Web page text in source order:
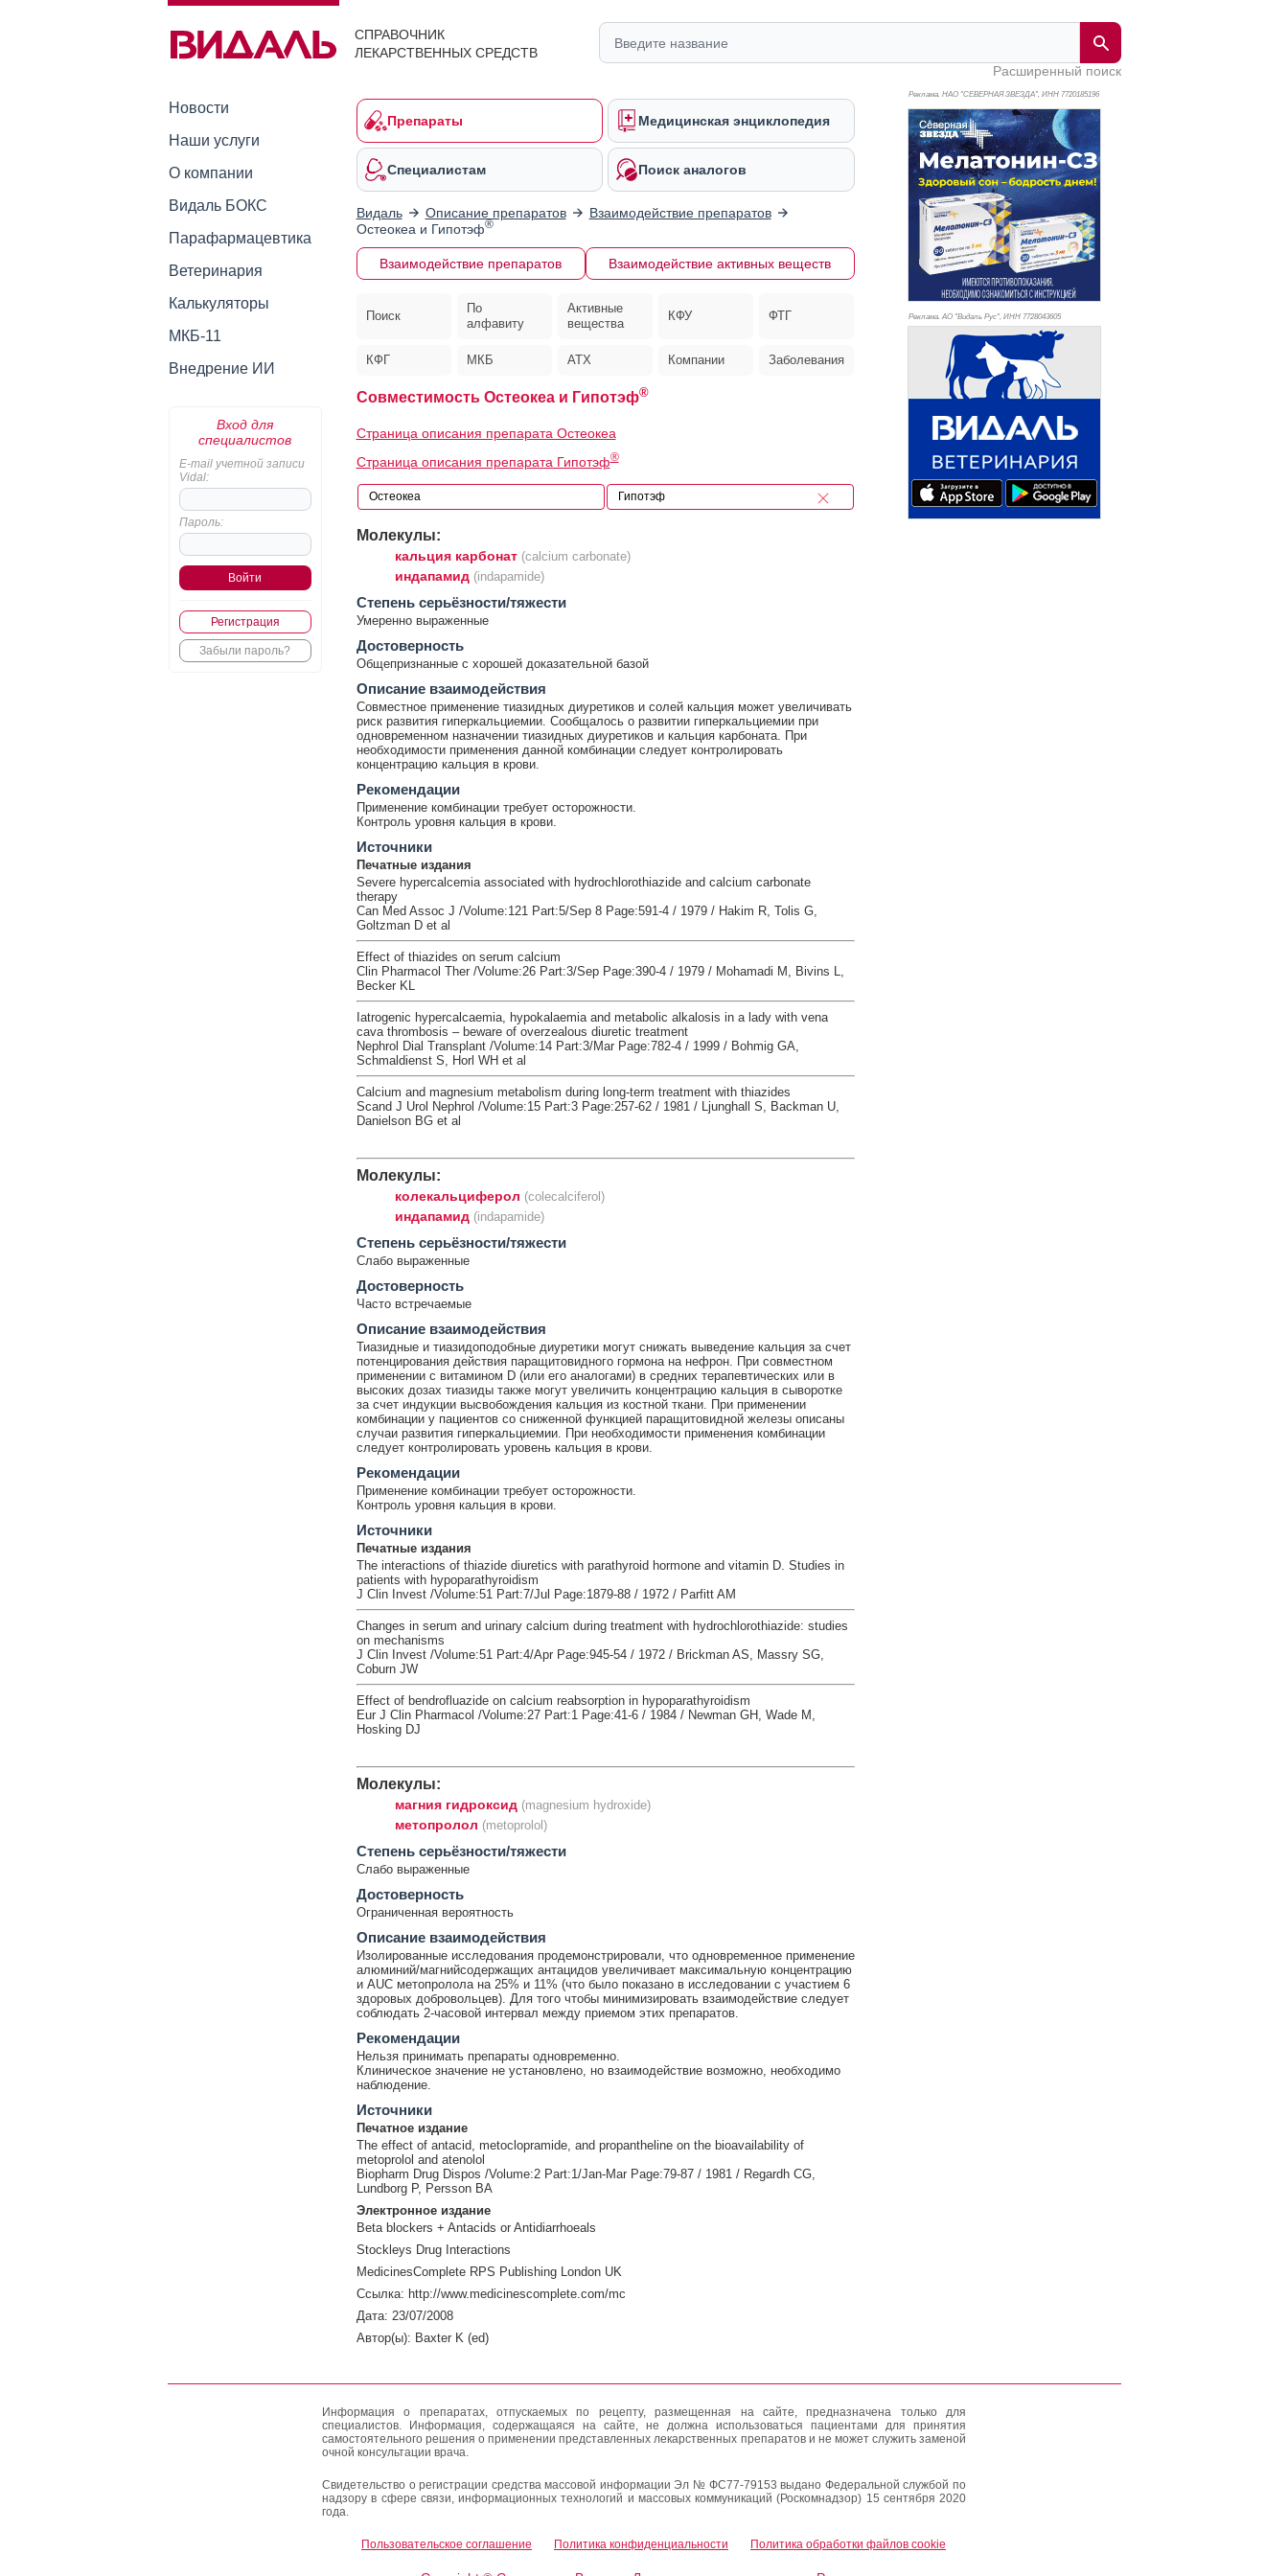
СПРАВОЧНИК
ЛЕКАРСТВЕННЫХ СРЕДСТВ
Расширенный поиск
Новости
Наши услуги
О компании
Видаль БОКС
Парафармацевтика
Ветеринария
Калькуляторы
МКБ-11
Внедрение ИИ
Вход для
специалистов
E-mail учетной записи
Vidal:
Пароль:
Регистрация
Забыли пароль?
Препараты Медицинская энциклопедия
Специалистам Поиск аналогов
Видаль Описание препаратов
Взаимодействие препаратов
Остеокеа и Гипотэф®
Взаимодействие препаратов Взаимодействие активных веществ
Поиск
По
алфавиту
Активные
вещества
КФУ ФТГ
КФГ МКБ АТХ Компании Заболевания
Совместимость Остеокеа и Гипотэф®
Страница описания препарата Остеокеа
Страница описания препарата Гипотэф®
Молекулы:
кальция карбонат (calcium carbonate)
индапамид (indapamide)
Cтепень серьёзности/тяжести
Умеренно выраженные
Достоверность
Общепризнанные с хорошей доказательной базой
Описание взаимодействия
Совместное применение тиазидных диуретиков и солей кальция может увеличивать
риск развития гиперкальциемии. Сообщалось о развитии гиперкальциемии при
одновременном назначении тиазидных диуретиков и кальция карбоната. При
необходимости применения данной комбинации следует контролировать
концентрацию кальция в крови.
Рекомендации
Применение комбинации требует осторожности.
Контроль уровня кальция в крови.
Источники
Печатные издания
Severe hypercalcemia associated with hydrochlorothiazide and calcium carbonate
therapy
Can Med Assoc J /Volume:121 Part:5/Sep 8 Page:591-4 / 1979 / Hakim R, Tolis G,
Goltzman D et al
Effect of thiazides on serum calcium
Clin Pharmacol Ther /Volume:26 Part:3/Sep Page:390-4 / 1979 / Mohamadi M, Bivins L,
Becker KL
Iatrogenic hypercalcaemia, hypokalaemia and metabolic alkalosis in a lady with vena
cava thrombosis – beware of overzealous diuretic treatment
Nephrol Dial Transplant /Volume:14 Part:3/Mar Page:782-4 / 1999 / Bohmig GA,
Schmaldienst S, Horl WH et al
Calcium and magnesium metabolism during long-term treatment with thiazides
Scand J Urol Nephrol /Volume:15 Part:3 Page:257-62 / 1981 / Ljunghall S, Backman U,
Danielson BG et al
Молекулы:
колекальциферол (colecalciferol)
индапамид (indapamide)
Cтепень серьёзности/тяжести
Слабо выраженные
Достоверность
Часто встречаемые
Описание взаимодействия
Тиазидные и тиазидоподобные диуретики могут снижать выведение кальция за счет
потенцирования действия паращитовидного гормона на нефрон. При совместном
применении с витамином D (или его аналогами) в средних терапевтических или в
высоких дозах тиазиды также могут увеличить концентрацию кальция в сыворотке
за счет индукции высвобождения кальция из костной ткани. При применении
комбинации у пациентов со сниженной функцией паращитовидной железы описаны
случаи развития гиперкальциемии. При необходимости применения комбинации
следует контролировать уровень кальция в крови.
Рекомендации
Применение комбинации требует осторожности.
Контроль уровня кальция в крови.
Источники
Печатные издания
The interactions of thiazide diuretics with parathyroid hormone and vitamin D. Studies in
patients with hypoparathyroidism
J Clin Invest /Volume:51 Part:7/Jul Page:1879-88 / 1972 / Parfitt AM
Changes in serum and urinary calcium during treatment with hydrochlorothiazide: studies
on mechanisms
J Clin Invest /Volume:51 Part:4/Apr Page:945-54 / 1972 / Brickman AS, Massry SG,
Coburn JW
Effect of bendrofluazide on calcium reabsorption in hypoparathyroidism
Eur J Clin Pharmacol /Volume:27 Part:1 Page:41-6 / 1984 / Newman GH, Wade M,
Hosking DJ
Молекулы:
магния гидроксид (magnesium hydroxide)
метопролол (metoprolol)
Cтепень серьёзности/тяжести
Слабо выраженные
Достоверность
Ограниченная вероятность
Описание взаимодействия
Изолированные исследования продемонстрировали, что одновременное применение
алюминий/магнийсодержащих антацидов увеличивает максимальную концентрацию
и AUC метопролола на 25% и 11% (что было показано в исследовании с участием 6
здоровых добровольцев). Для того чтобы минимизировать взаимодействие следует
соблюдать 2-часовой интервал между приемом этих препаратов.
Рекомендации
Нельзя принимать препараты одновременно.
Клиническое значение не установлено, но взаимодействие возможно, необходимо
наблюдение.
Источники
Печатное издание
The effect of antacid, metoclopramide, and propantheline on the bioavailability of
metoprolol and atenolol
Biopharm Drug Dispos /Volume:2 Part:1/Jan-Mar Page:79-87 / 1981 / Regardh CG,
Lundborg P, Persson BA
Электронное издание
Beta blockers + Antacids or Antidiarrhoeals
Stockleys Drug Interactions
MedicinesComplete RPS Publishing London UK
Ссылка: http://www.medicinescomplete.com/mc
Дата: 23/07/2008
Автор(ы): Baxter K (ed)
Реклама. НАО "СЕВЕРНАЯ ЗВЕЗДА", ИНН 7720185196
Реклама. АО "Видаль Рус", ИНН 7728043605
Информация о препаратах, отпускаемых по рецепту, размещенная на сайте, предназначена только для
специалистов. Информация, содержащаяся на сайте, не должна использоваться пациентами для принятия
самостоятельного решения о применении представленных лекарственных препаратов и не может служить заменой
очной консультации врача.
Свидетельство о регистрации средства массовой информации Эл № ФС77-79153 выдано Федеральной службой по
надзору в сфере связи, информационных технологий и массовых коммуникаций (Роскомнадзор) 15 сентября 2020
года.
Пользовательское соглашение Политика конфиденциальности Политика обработки файлов cookie